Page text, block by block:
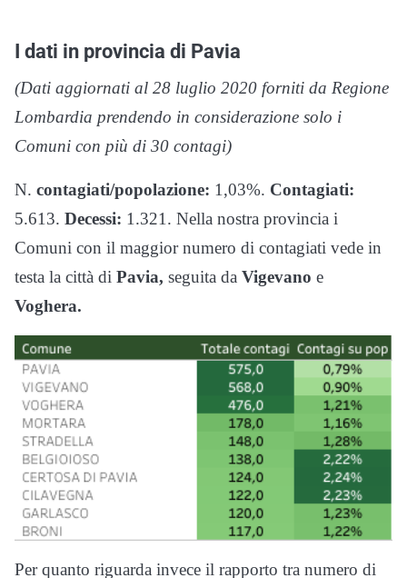
I dati in provincia di Pavia
(Dati aggiornati al 28 luglio 2020 forniti da Regione
Lombardia prendendo in considerazione solo i
Comuni con più di 30 contagi)
N. contagiati/popolazione: 1,03%. Contagiati:
5.613. Decessi: 1.321. Nella nostra provincia i
Comuni con il maggior numero di contagiati vede in
testa la città di Pavia, seguita da Vigevano e
Voghera.
Per quanto riguarda invece il rapporto tra numero di